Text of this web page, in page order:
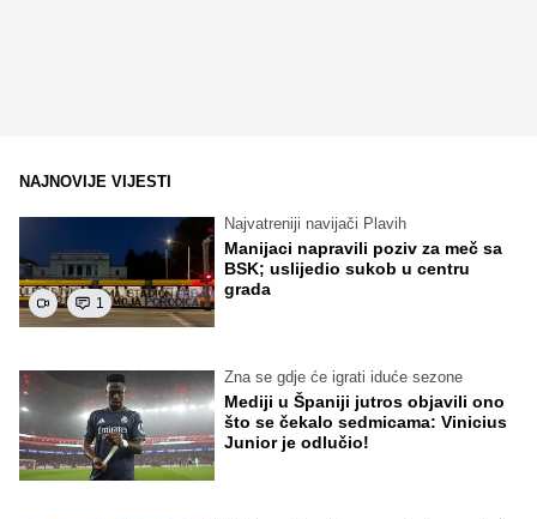
NAJNOVIJE VIJESTI
1
Najvatreniji navijači Plavih
Manijaci napravili poziv za meč sa
BSK; uslijedio sukob u centru
grada
Zna se gdje će igrati iduće sezone
Mediji u Španiji jutros objavili ono
što se čekalo sedmicama: Vinicius
Junior je odlučio!